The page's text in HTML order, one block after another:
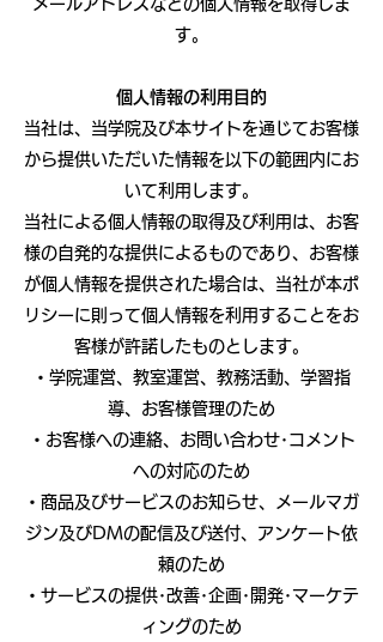
メールアドレスなどの個人情報を取得しま
す。
個人情報の利用目的
当社は、当学院及び本サイトを通じてお客様
から提供いただいた情報を以下の範囲内にお
いて利用します。
当社による個人情報の取得及び利用は、お客
様の自発的な提供によるものであり、お客様
が個人情報を提供された場合は、当社が本ポ
リシーに則って個人情報を利用することをお
客様が許諾したものとします。
・学院運営、教室運営、教務活動、学習指
導、お客様管理のため
・お客様への連絡、お問い合わせ･コメント
への対応のため
・商品及びサービスのお知らせ、メールマガ
ジン及びDMの配信及び送付、アンケート依
頼のため
・サービスの提供･改善･企画･開発･マーケテ
ィングのため